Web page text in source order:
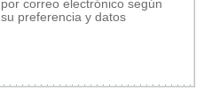
por correo electrónico según
su preferencia y datos